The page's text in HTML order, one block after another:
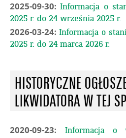
2025-09-30:Informacja o
2025 r. do 24 września 2025 r.
2026-03-24: Informacja o
2025 r. do 24 marca 2026 r.
HISTORYCZNE
LIKWIDATORA W TEJ
2020-09-23:
Informacja o